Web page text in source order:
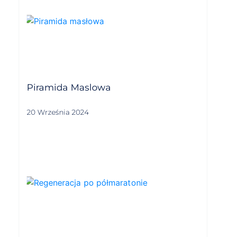
Piramida Maslowa
20 Września 2024